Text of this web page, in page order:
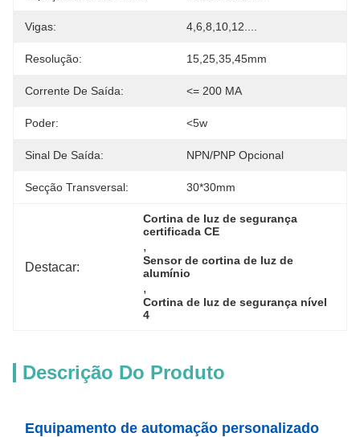
Vigas: 4,6,8,10,12....
Resolução: 15,25,35,45mm
Corrente De Saída: <= 200 MA
Poder: <5w
Sinal De Saída: NPN/PNP Opcional
Secção Transversal: 30*30mm
Destacar:
Cortina de luz de segurança
certificada CE
,
Sensor de cortina de luz de
alumínio
,
Cortina de luz de segurança nível
4
Descrição Do Produto
Equipamento de automação personalizado